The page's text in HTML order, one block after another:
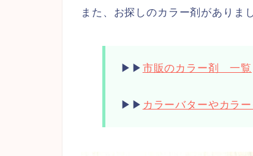
また、お探しのカラー剤がありま
▶︎▶︎ 市販のカラー剤 一覧
▶︎▶︎ カラーバターやカラ